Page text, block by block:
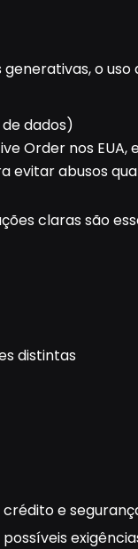
o uso
dados)
nos EUA,
evitar abusos
claras são
distintas
e